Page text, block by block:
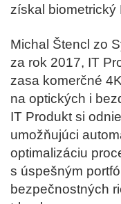
získal biometrický
Michal Štencl zo
za rok 2017, IT
zasa komerčné
na optických i
IT Produkt si
umožňujúci
optimalizáciu
s úspešným
bezpečnostných